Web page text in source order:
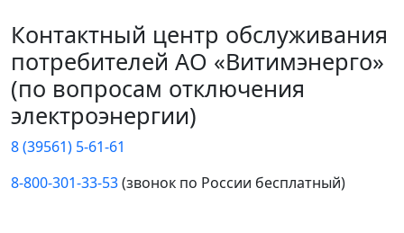
Контактный центр обслуживания
потребителей АО «Витимэнерго»
(по вопросам отключения
электроэнергии)
8 (39561) 5-61-61
8-800-301-33-53(звонок по России бесплатный)